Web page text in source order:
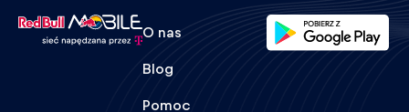
O nas
Blog
Pomoc